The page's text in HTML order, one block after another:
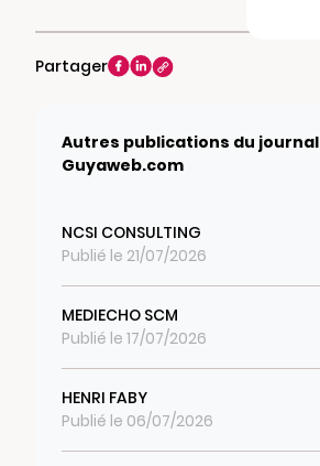
Partager
Autres publications du journal
Guyaweb.com
NCSI CONSULTING
Publié le 21/07/2026
MEDIECHO SCM
Publié le 17/07/2026
HENRI FABY
Publié le 06/07/2026